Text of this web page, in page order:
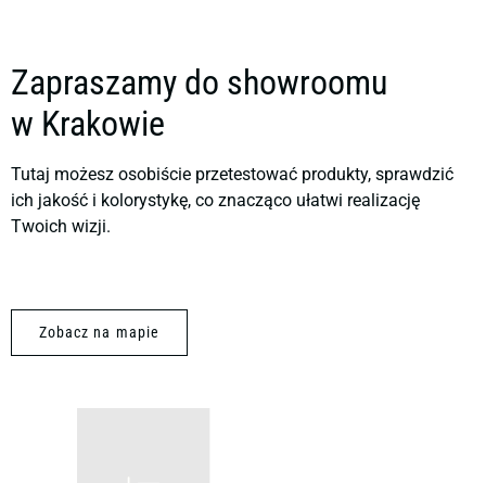
Zapraszamy do showroomu
w Krakowie
Tutaj możesz osobiście przetestować produkty, sprawdzić
ich jakość i kolorystykę, co znacząco ułatwi realizację
Twoich wizji.
Zobacz na mapie